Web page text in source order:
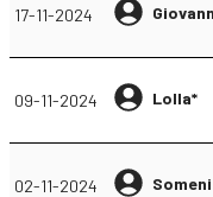
17-11-2024
09-11-2024 Lolla*
02-11-2024 Someni